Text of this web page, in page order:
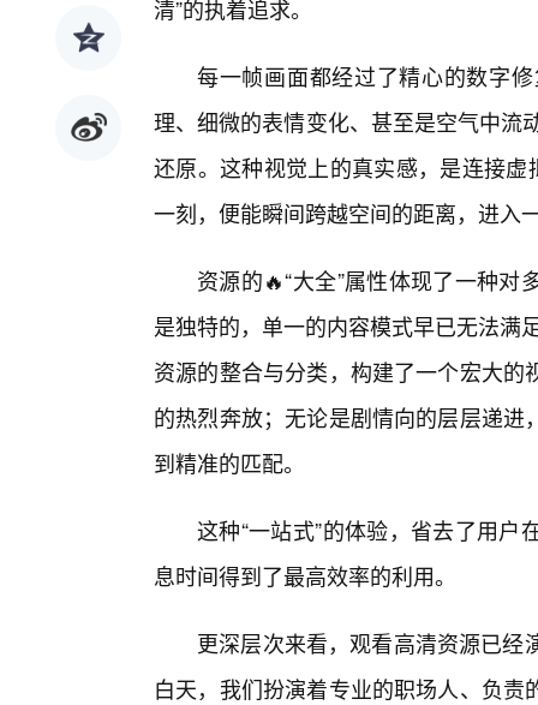
清”的执着追求。
每一帧画面都经过了精心的数字
理、细微的表情变化、甚至是空气中流
还原。这种视觉上的真实感，是连接
一刻，便能瞬间跨越空间的距离，进入
资源的🔥“大全”属性体现了一种
是独特的，单一的内容模式早已无法满
资源的整合与分类，构建了一个宏大
的热烈奔放；无论是剧情向的层层递
到精准的匹配。
这种“一站式”的体验，省去了用
息时间得到了最高效率的利用。
更深层次来看，观看高清资源已
白天，我们扮演着专业的职场人、负